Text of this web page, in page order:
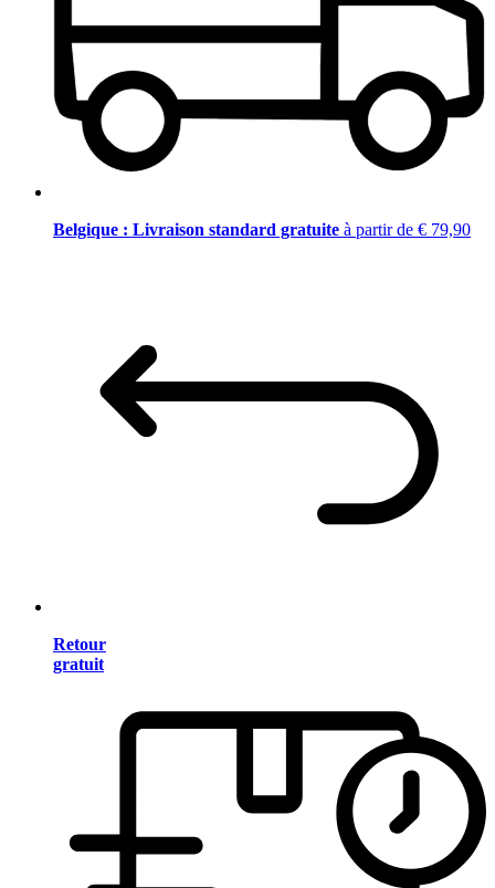
Belgique : Livraison standard gratuite à partir de € 79,90
Retour
gratuit